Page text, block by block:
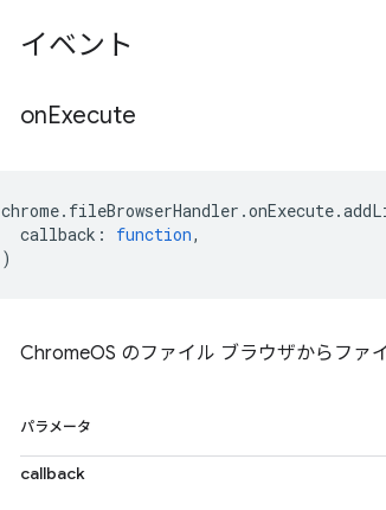
イベント
onExecute
chrome. fileBrowserHandler .onExecute.
callback : function,
)
ChromeOS のファイル ブラウザからファ
パラメータ
callback